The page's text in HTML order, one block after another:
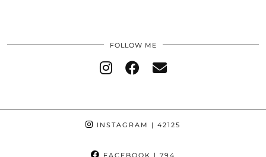
FOLLOW ME
INSTAGRAM | 42125
FACEBOOK | 794